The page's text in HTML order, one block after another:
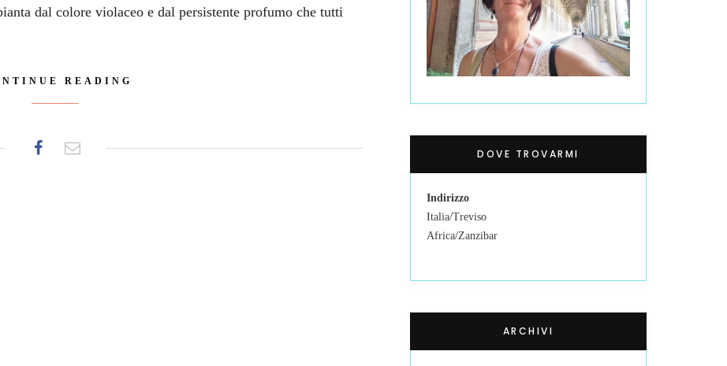
dal colore violaceo e dal persistente profumo che tutti
READING
DOVE TROVARMI
Indirizzo
Italia/Treviso
Africa/Zanzibar
ARCHIVI